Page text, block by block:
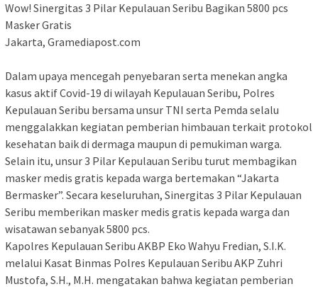
Wow! Sinergitas 3 Pilar Kepulauan Seribu Bagikan 5800 pcs
Masker Gratis
Jakarta, Gramediapost.com
Dalam upaya mencegah penyebaran serta menekan angka
kasus aktif Covid-19 di wilayah Kepulauan Seribu, Polres
Kepulauan Seribu bersama unsur TNI serta Pemda selalu
menggalakkan kegiatan pemberian himbauan terkait protokol
kesehatan baik di dermaga maupun di pemukiman warga.
Selain itu, unsur 3 Pilar Kepulauan Seribu turut membagikan
masker medis gratis kepada warga bertemakan “Jakarta
Bermasker”. Secara keseluruhan, Sinergitas 3 Pilar Kepulauan
Seribu memberikan masker medis gratis kepada warga dan
wisatawan sebanyak 5800 pcs.
Kapolres Kepulauan Seribu AKBP Eko Wahyu Fredian, S.I.K.
melalui Kasat Binmas Polres Kepulauan Seribu AKP Zuhri
Mustofa, S.H., M.H. mengatakan bahwa kegiatan pemberian